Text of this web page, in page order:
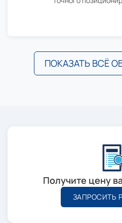
ПОКАЗАТЬ ВСЁ
Получите цену
ЗАПРОСИТЬ